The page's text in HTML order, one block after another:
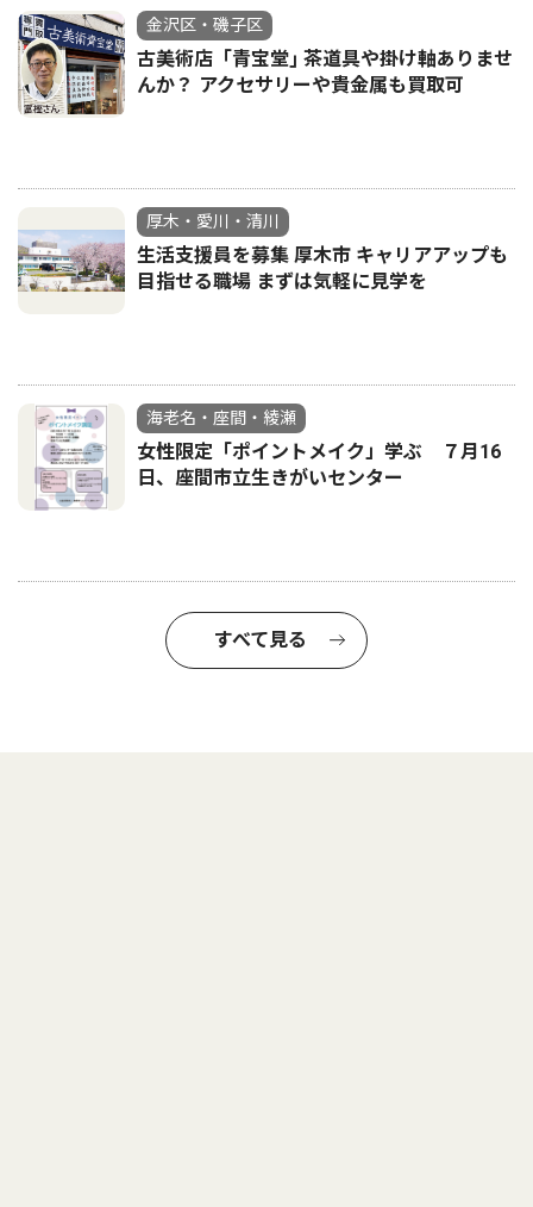
金沢区・磯子区
古美術店「青宝堂｣ 茶道具や掛け軸ありませ
んか？ アクセサリーや貴金属も買取可
厚木・愛川・清川
生活支援員を募集 厚木市 キャリアアップも
目指せる職場 まずは気軽に見学を
海老名・座間・綾瀬
女性限定「ポイントメイク」学ぶ ７月16
日、座間市立生きがいセンター
すべて見る